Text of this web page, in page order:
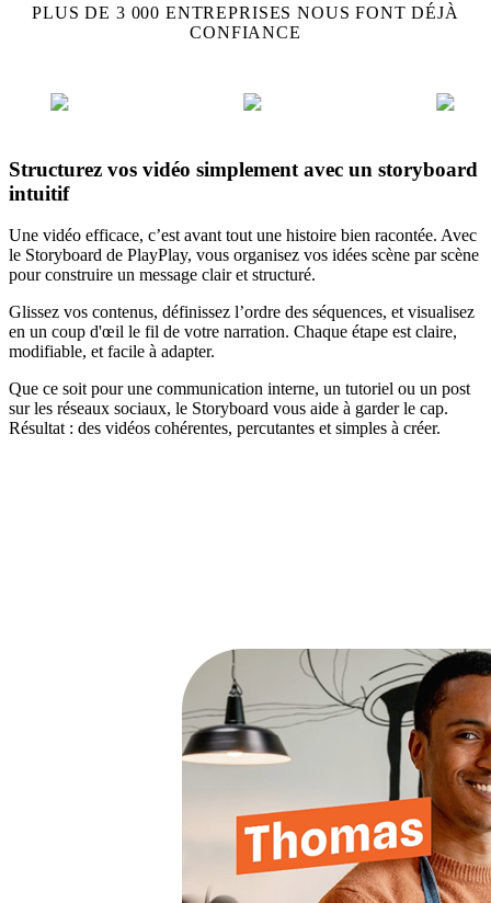
PLUS DE 3 000 ENTREPRISES NOUS FONT DÉJÀ
CONFIANCE
Structurez vos vidéo simplement avec un storyboard
intuitif
Une vidéo efficace, c’est avant tout une histoire bien racontée. Avec
le Storyboard de PlayPlay, vous organisez vos idées scène par scène
pour construire un message clair et structuré.
Glissez vos contenus, définissez l’ordre des séquences, et visualisez
en un coup d'œil le fil de votre narration. Chaque étape est claire,
modifiable, et facile à adapter.
Que ce soit pour une communication interne, un tutoriel ou un post
sur les réseaux sociaux, le Storyboard vous aide à garder le cap.
Résultat : des vidéos cohérentes, percutantes et simples à créer.